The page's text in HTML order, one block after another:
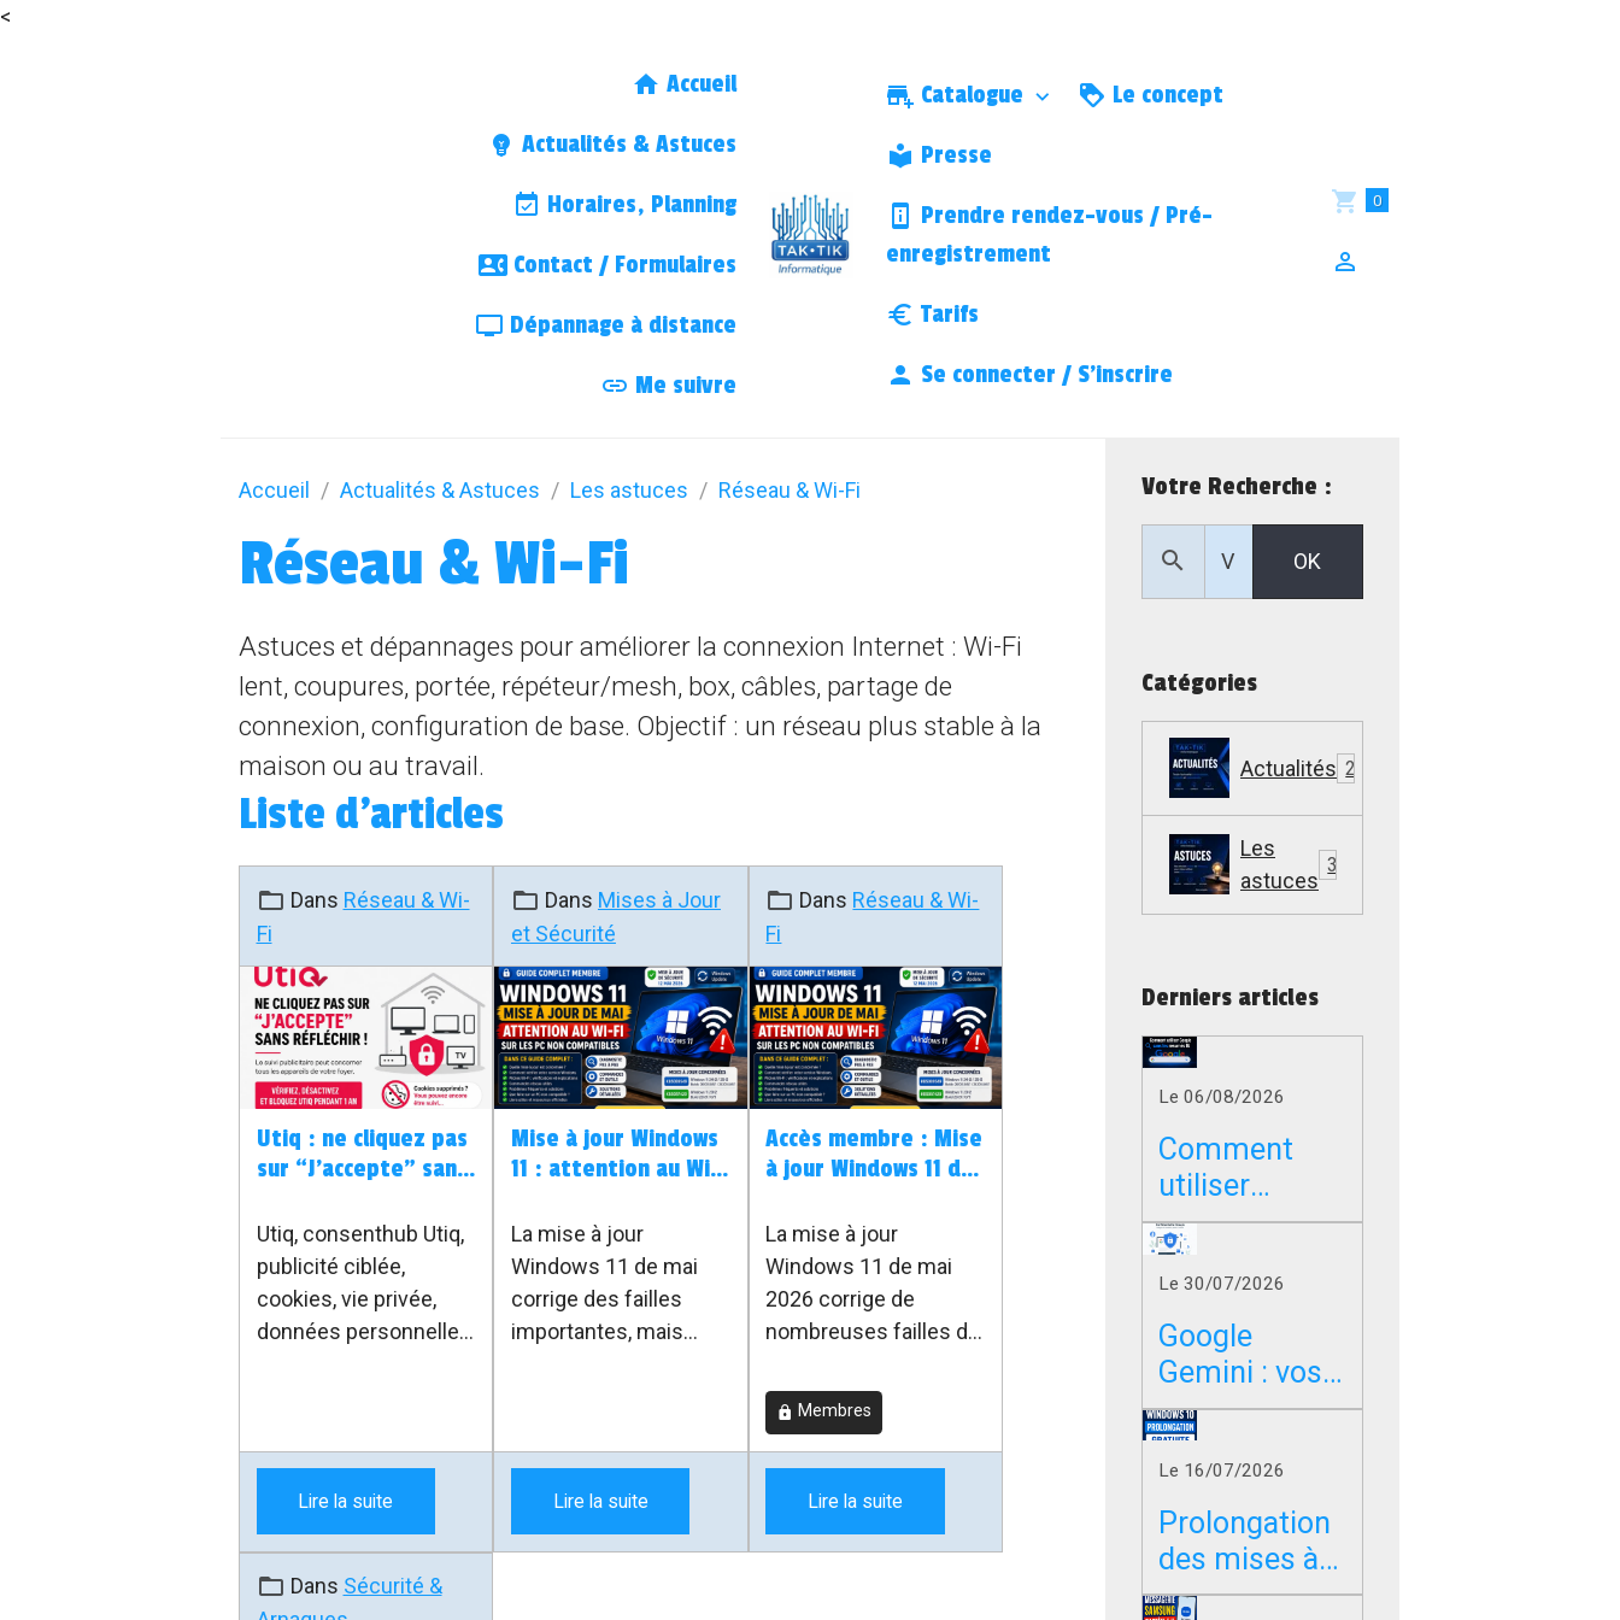
<
Accueil
Actualités & Astuces
Horaires, Planning
Contact / Formulaires
Dépannage à distance
Me suivre
Catalogue Le concept
Presse
Prendre rendez-vous / Pré-
enregistrement
Tarifs
Se connecter / S’inscrire
0
Accueil Actualités & Astuces Les astuces Réseau & Wi-Fi
Réseau & Wi-Fi
Astuces et dépannages pour améliorer la connexion Internet : Wi-Fi
lent, coupures, portée, répéteur/mesh, box, câbles, partage de
connexion, configuration de base. Objectif : un réseau plus stable à la
maison ou au travail.
Liste d'articles
Dans Réseau & Wi-
Fi
Utiq : ne cliquez pas
sur “J’accepte” sans
Utiq, consenthub Utiq,
publicité ciblée,
cookies, vie privée,
données personnelles,
Informatique
Lire la suite
Dans Mises à Jour
et Sécurité
Mise à jour Windows
11 : attention au Wi-
non compatibles
La mise à jour
Windows 11 de mai
corrige des failles
importantes, mais
l’explication simple,
avec un lien vers le
aux membres gratuits.
Lire la suite
Dans Réseau & Wi-
Fi
Accès membre : Mise
à jour Windows 11 de
Wi-Fi sur les PC non
compatibles
La mise à jour
Windows 11 de mai
2026 corrige de
nombreuses failles de
utilisateurs signalent
des problèmes Wi-Fi
ou réseau après
installation. Voici les
surtout si Windows 11
Membres
Lire la suite
Dans Sécurité &
Votre Recherche :
OK
Catégories
Actualités 22
Les
astuces
307
Derniers articles
Le 06/08/2026
Comment
utiliser
Google sans
les résumés
IA dans
Chrome, Edge
et Firefox ?
Le 30/07/2026
Google
Gemini : vos
photos,
vidéos et
messages
peuvent-ils
servir à
entraîner l’IA
Le 16/07/2026
Prolongation
des mises à
jour de